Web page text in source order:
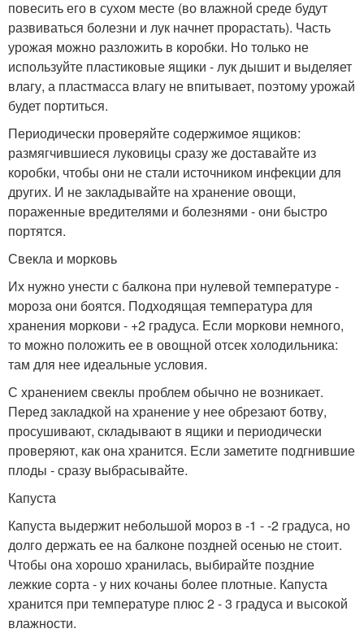
повесить его в сухом месте (во влажной среде будут
развиваться болезни и лук начнет прорастать). Часть
урожая можно разложить в коробки. Но только не
используйте пластиковые ящики - лук дышит и выделяет
влагу, а пластмасса влагу не впитывает, поэтому урожай
будет портиться.
Периодически проверяйте содержимое ящиков:
размягчившиеся луковицы сразу же доставайте из
коробки, чтобы они не стали источником инфекции для
других. И не закладывайте на хранение овощи,
пораженные вредителями и болезнями - они быстро
портятся.
Свекла и морковь
Их нужно унести с балкона при нулевой температуре -
мороза они боятся. Подходящая температура для
хранения моркови - +2 градуса. Если моркови немного,
то можно положить ее в овощной отсек холодильника:
там для нее идеальные условия.
С хранением свеклы проблем обычно не возникает.
Перед закладкой на хранение у нее обрезают ботву,
просушивают, складывают в ящики и периодически
проверяют, как она хранится. Если заметите подгнившие
плоды - сразу выбрасывайте.
Капуста
Капуста выдержит небольшой мороз в -1 - -2 градуса, но
долго держать ее на балконе поздней осенью не стоит.
Чтобы она хорошо хранилась, выбирайте поздние
лежкие сорта - у них кочаны более плотные. Капуста
хранится при температуре плюс 2 - 3 градуса и высокой
влажности.